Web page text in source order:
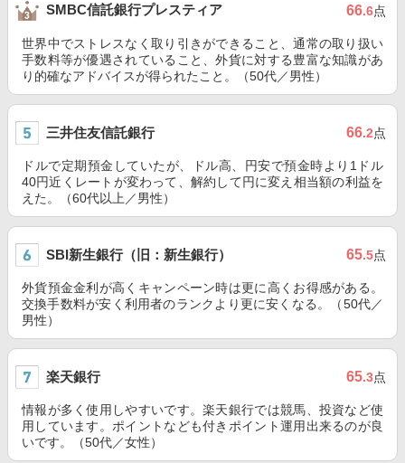
SMBC信託銀行プレスティア 66.6点
世界中でストレスなく取り引きができること、通常の取り扱い
手数料等が優遇されていること、外貨に対する豊富な知識があ
り的確なアドバイスが得られたこと。（50代／男性）
三井住友信託銀行 66.2点
ドルで定期預金していたが、ドル高、円安で預金時より1ドル
40円近くレートが変わって、解約して円に変え相当額の利益を
えた。（60代以上／男性）
SBI新生銀行（旧：新生銀行） 65.5点
外貨預金金利が高くキャンペーン時は更に高くお得感がある。
交換手数料が安く利用者のランクより更に安くなる。（50代／
男性）
楽天銀行 65.3点
情報が多く使用しやすいです。楽天銀行では競馬、投資など使
用しています。ポイントなども付きポイント運用出来るのが良
いです。（50代／女性）